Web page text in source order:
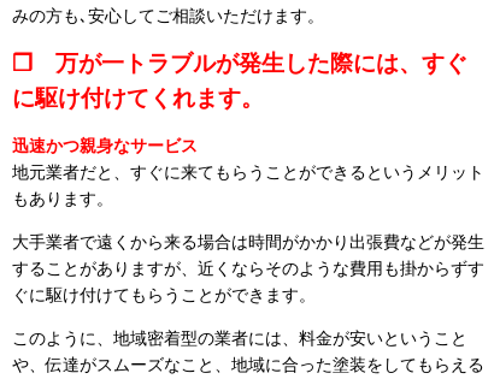
みの方も､安心してご相談いただけます。
❒ 万が一トラブルが発生した際には、すぐ
に駆け付けてくれます。
迅速かつ親身なサービス
地元業者だと、すぐに来てもらうことができるというメリット
もあります。
大手業者で遠くから来る場合は時間がかかり出張費などが発生
することがありますが、近くならそのような費用も掛からずす
ぐに駆け付けてもらうことができます。
このように、地域密着型の業者には、料金が安いということ
や、伝達がスムーズなこと、地域に合った塗装をしてもらえる